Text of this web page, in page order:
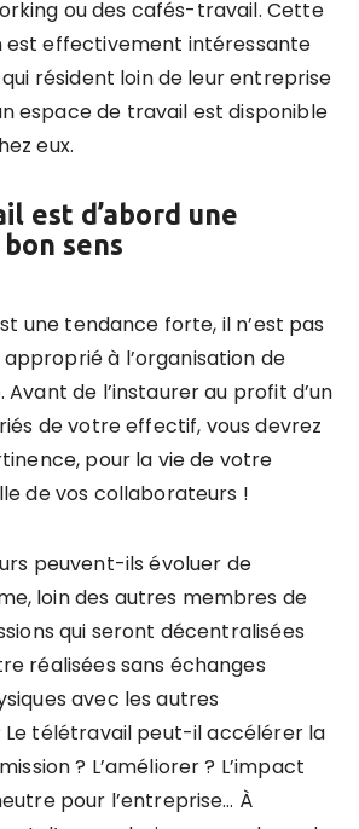
ou des cafés-travail. Cette
est effectivement intéressante
résident loin de leur entreprise
espace de travail est disponible
eux.
est d’abord une
sens
une tendance forte, il n’est pas
à l’organisation de
de l’instaurer au profit d’un
de votre effectif, vous devrez
pour la vie de votre
de vos collaborateurs !
peuvent-ils évoluer de
loin des autres membres de
qui seront décentralisées
réalisées sans échanges
avec les autres
télétravail peut-il accélérer la
? L’améliorer ? L’impact
pour l’entreprise… À